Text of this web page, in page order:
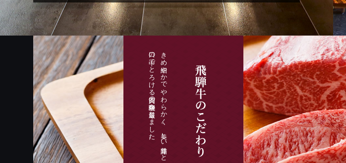
きめ細やかでやわらかく、美しい霜降りと
口の中でとろける肉質の飛騨牛を厳選しました。